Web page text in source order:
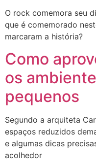
O rock comemora seu
que é comemorado
marcaram a história?
Como
os
pequenos
Segundo a arquiteta
espaços reduzidos
e algumas dicas
acolhedor